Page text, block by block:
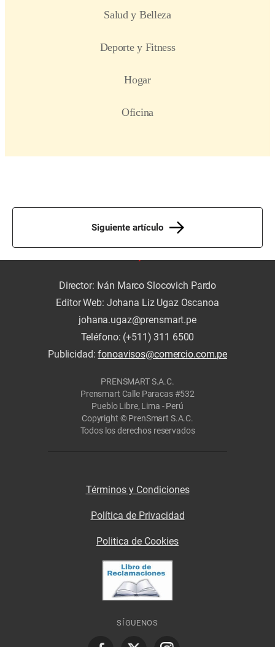
Siguiente artículo
Director: Iván Marco Slocovich Pardo
Editor Web: Johana Liz Ugaz Oscanoa
johana.ugaz@prensmart.pe
Teléfono: (+511) 311 6500
Publicidad:fonoavisos@comercio.com.pe
PRENSMART S.A.C.
Prensmart Calle Paracas #532
Pueblo Libre, Lima - Perú
Copyright © PrenSmart S.A.C.
Todos los derechos reservados
Términos y Condiciones
Política de Privacidad
Politica de Cookies
SÍGUENOS